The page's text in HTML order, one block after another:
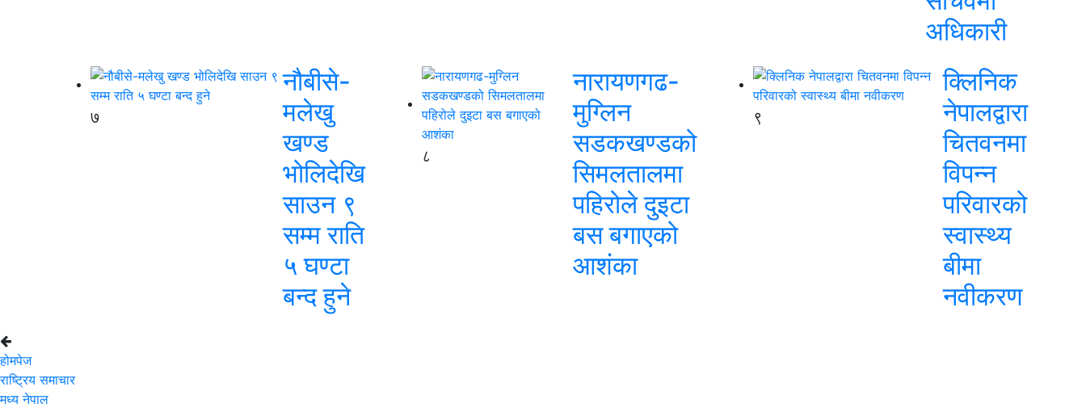
अधिकारी
७
नौबीसे-
मलेखु
खण्ड
भोलिदेखि
साउन ९
सम्म राति
५ घण्टा
बन्द हुने
८
नारायणगढ-
मुग्लिन
सडकखण्डको
सिमलतालमा
पहिरोले दुइटा
बस बगाएको
आशंका
९
क्लिनिक
नेपालद्वारा
चितवनमा
विपन्न
परिवारको
स्वास्थ्य
बीमा
नवीकरण
होमपेज
राष्ट्रिय समाचार
मध्य नेपाल